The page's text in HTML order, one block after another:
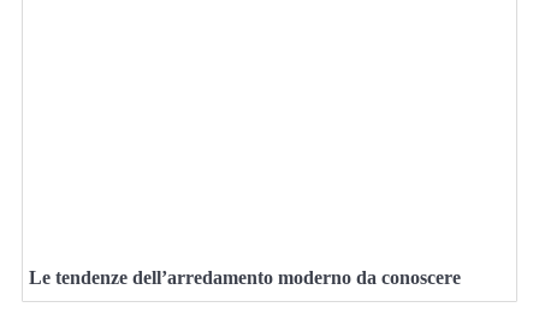
Le tendenze dell’arredamento moderno da conoscere